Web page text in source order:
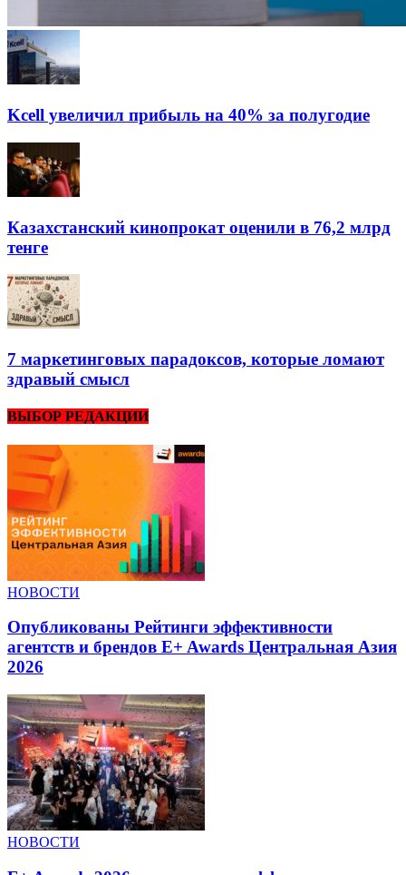
Kcell увеличил прибыль на 40% за полугодие
Казахстанский кинопрокат оценили в 76,2 млрд
тенге
7 маркетинговых парадоксов, которые ломают
здравый смысл
ВЫБОР РЕДАКЦИИ
НОВОСТИ
Опубликованы Рейтинги эффективности
агентств и брендов E+ Awards Центральная Азия
2026
НОВОСТИ